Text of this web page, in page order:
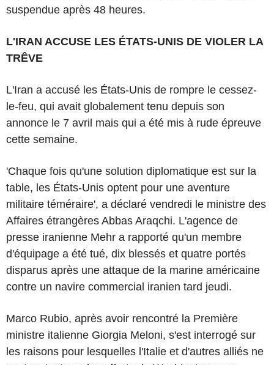
suspendue après 48 heures.
L'IRAN ACCUSE LES ÉTATS-UNIS DE VIOLER LA
TRÊVE
L'Iran a accusé les États-Unis de rompre le cessez-
le-feu, qui avait globalement tenu depuis son
annonce le 7 avril mais qui a été mis à rude épreuve
cette semaine.
'Chaque fois qu'une solution diplomatique est sur la
table, les États-Unis optent pour une aventure
militaire téméraire', a déclaré vendredi le ministre des
Affaires étrangères Abbas Araqchi. L'agence de
presse iranienne Mehr a rapporté qu'un membre
d'équipage a été tué, dix blessés et quatre portés
disparus après une attaque de la marine américaine
contre un navire commercial iranien tard jeudi.
Marco Rubio, après avoir rencontré la Première
ministre italienne Giorgia Meloni, s'est interrogé sur
les raisons pour lesquelles l'Italie et d'autres alliés ne